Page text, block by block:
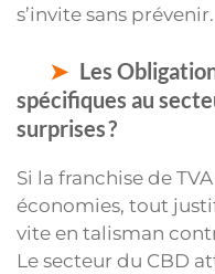
s’invite sans prévenir.
Les
spécifiques au
surprises ?
Si la franchise de
économies, tout
vite en talisman
Le secteur du CBD